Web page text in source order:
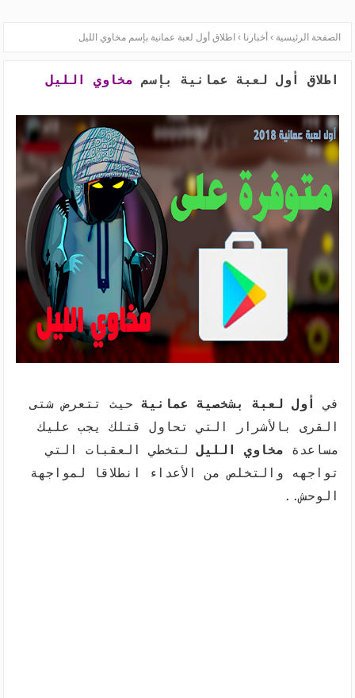
الصفحة الرئيسية › أخبارنا › اطلاق أول لعبة عمانية بإسم مخاوي الليل
اطلاق أول لعبة عمانية بإسم مخاوي الليل
في أول لعبة بشخصية عمانية حيث تتعرض شتى
القرى بالأشرار التي تحاول قتلك يجب عليك
مساعدة مخاوي الليللتخطي العقبات التي
تواجهه والتخلص من الأعداء انطلاقا لمواجهة
الوحش..